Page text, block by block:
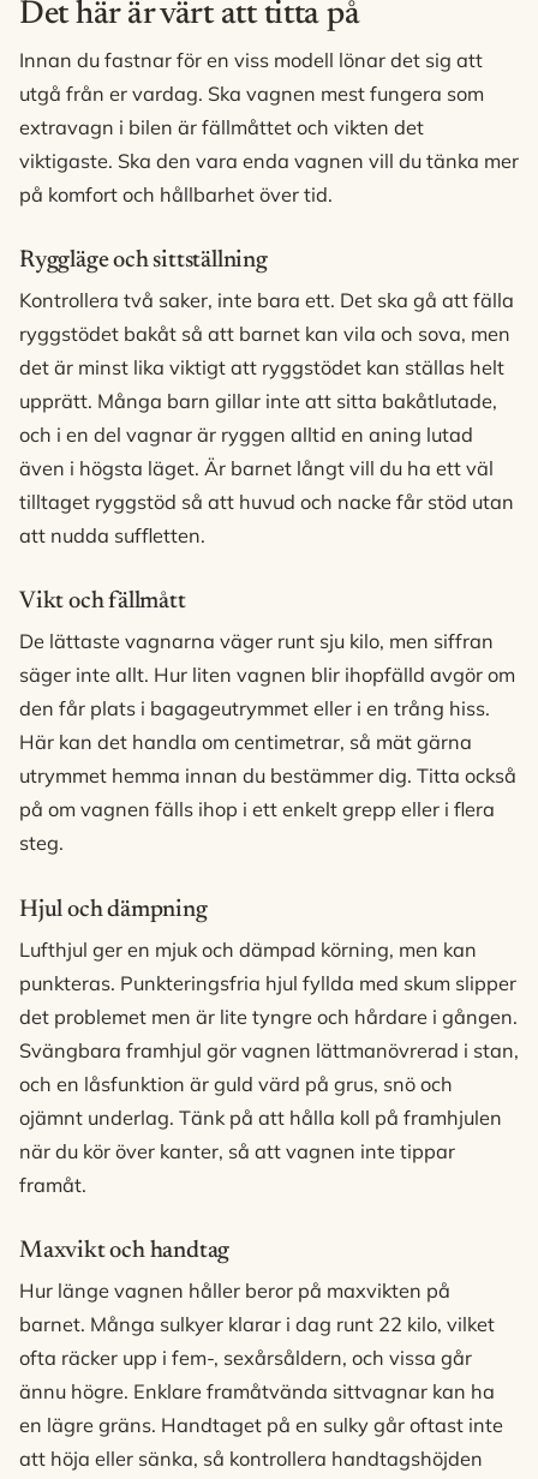
Det här är värt att titta på
Innan du fastnar för en viss modell lönar det sig att
utgå från er vardag. Ska vagnen mest fungera som
extravagn i bilen är fällmåttet och vikten det
viktigaste. Ska den vara enda vagnen vill du tänka mer
på komfort och hållbarhet över tid.
Ryggläge och sittställning
Kontrollera två saker, inte bara ett. Det ska gå att fälla
ryggstödet bakåt så att barnet kan vila och sova, men
det är minst lika viktigt att ryggstödet kan ställas helt
upprätt. Många barn gillar inte att sitta bakåtlutade,
och i en del vagnar är ryggen alltid en aning lutad
även i högsta läget. Är barnet långt vill du ha ett väl
tilltaget ryggstöd så att huvud och nacke får stöd utan
att nudda suffletten.
Vikt och fällmått
De lättaste vagnarna väger runt sju kilo, men siffran
säger inte allt. Hur liten vagnen blir ihopfälld avgör om
den får plats i bagageutrymmet eller i en trång hiss.
Här kan det handla om centimetrar, så mät gärna
utrymmet hemma innan du bestämmer dig. Titta också
på om vagnen fälls ihop i ett enkelt grepp eller i flera
steg.
Hjul och dämpning
Lufthjul ger en mjuk och dämpad körning, men kan
punkteras. Punkteringsfria hjul fyllda med skum slipper
det problemet men är lite tyngre och hårdare i gången.
Svängbara framhjul gör vagnen lättmanövrerad i stan,
och en låsfunktion är guld värd på grus, snö och
ojämnt underlag. Tänk på att hålla koll på framhjulen
när du kör över kanter, så att vagnen inte tippar
framåt.
Maxvikt och handtag
Hur länge vagnen håller beror på maxvikten på
barnet. Många sulkyer klarar i dag runt 22 kilo, vilket
ofta räcker upp i fem-, sexårsåldern, och vissa går
ännu högre. Enklare framåtvända sittvagnar kan ha
en lägre gräns. Handtaget på en sulky går oftast inte
att höja eller sänka, så kontrollera handtagshöjden